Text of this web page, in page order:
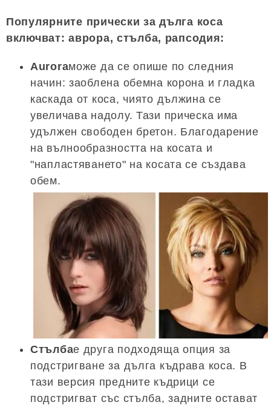
Популярните прически за дълга коса
включват: аврора, стълба, рапсодия:
Auroraможе да се опише по следния
начин: заоблена обемна корона и гладка
каскада от коса, чиято дължина се
увеличава надолу. Тази прическа има
удължен свободен бретон. Благодарение
на вълнообразността на косата и
"напластяването" на косата се създава
обем.
Стълбае друга подходяща опция за
подстригване за дълга къдрава коса. В
тази версия предните къдрици се
подстригват със стълба, задните остават